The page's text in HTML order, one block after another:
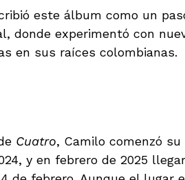
este álbum como un
donde experimentó con
en sus raíces colombianas.
Cuatro, Camilo comenzó su
y en febrero de 2025